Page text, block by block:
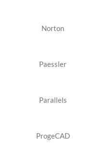
Norton
Paessler
Parallels
ProgeCAD